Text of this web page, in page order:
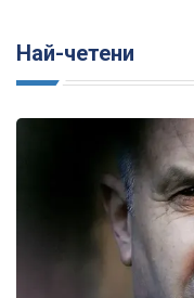
Най-четени